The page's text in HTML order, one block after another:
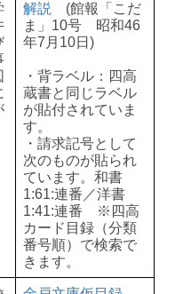
解説
(館報「こだ
ま」10号 昭和46
年7月10日)
・背ラベル：四高
蔵書と同じラベル
が貼付されていま
す。
・請求記号として
次のものが貼られ
ています。和書
1:61:連番／洋書
1:41:連番 ※四高
カード目録（分類
番号順）で検索で
きます。